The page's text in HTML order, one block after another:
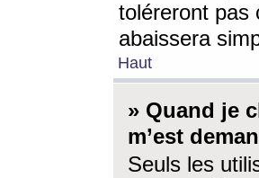
toléreront pas
abaissera
Haut
» Quand je
m’est
Seuls les